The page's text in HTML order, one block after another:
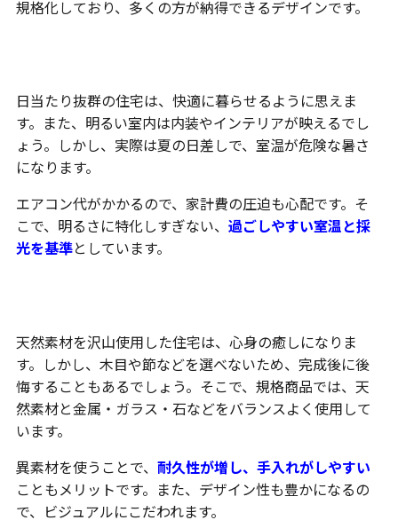
規格化しており、多くの方が納得できるデザインです。
日当たり抜群の住宅は、快適に暮らせるように思えま
す。また、明るい室内は内装やインテリアが映えるでし
ょう。しかし、実際は夏の日差しで、室温が危険な暑さ
になります。
エアコン代がかかるので、家計費の圧迫も心配です。そ
こで、明るさに特化しすぎない、 過ごしやすい室温と採
光を基準としています。
天然素材を沢山使用した住宅は、心身の癒しになりま
す。しかし、木目や節などを選べないため、完成後に後
悔することもあるでしょう。そこで、規格商品では、天
然素材と金属・ガラス・石などをバランスよく使用して
います。
異素材を使うことで、 耐久性が増し、手入れがしやすい
こともメリットです。また、デザイン性も豊かになるの
で、ビジュアルにこだわれます。